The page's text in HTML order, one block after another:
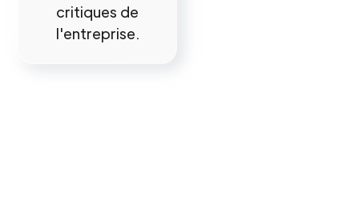
critiques de
l'entreprise.